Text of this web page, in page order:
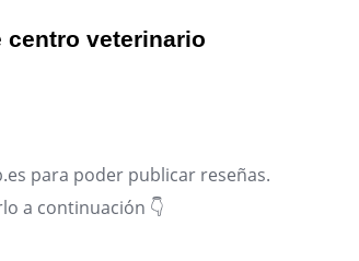
centro veterinario
para poder publicar reseñas.
a continuación 👇